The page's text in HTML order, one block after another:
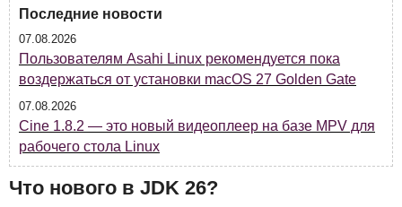
Последние новости
07.08.2026
Пользователям Asahi Linux рекомендуется пока
воздержаться от установки macOS 27 Golden Gate
07.08.2026
Cine 1.8.2 — это новый видеоплеер на базе MPV для
рабочего стола Linux
Что нового в JDK 26?